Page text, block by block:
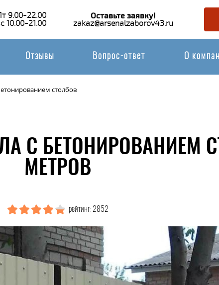
9.00-22.00
10.00-21.00
Оставьте заявку!
zakaz@arsenalzaborov43.ru
Отзывы Вопрос-ответ О
столбов
С БЕТОНИРОВАНИЕМ
МЕТРОВ
рейтинг: 2852